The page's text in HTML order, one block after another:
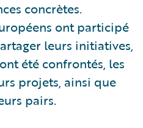
concrètes.
ont participé
leurs initiatives,
été confrontés, les
projets, ainsi que
pairs.